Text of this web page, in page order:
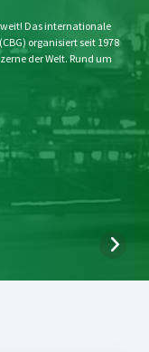
Das internationale
organisiert seit 1978
der Welt. Rund um